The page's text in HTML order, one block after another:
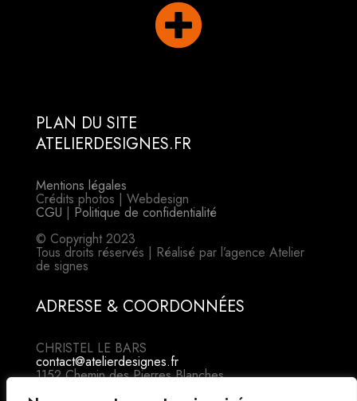

PLAN DU SITE
ATELIERDESIGNES.FR
Mentions légales
Crédits photos | Webdesign
CGU | Politique de confidentialité
© Copyright 2023
Tous droits réservés | Réalisé par l’agence Atelier
de signes
ADRESSE & COORDONNÉES
CHRISTEL LE BARS
contact@atelierdesignes.fr
1152 Chemin des Pierres Blanches